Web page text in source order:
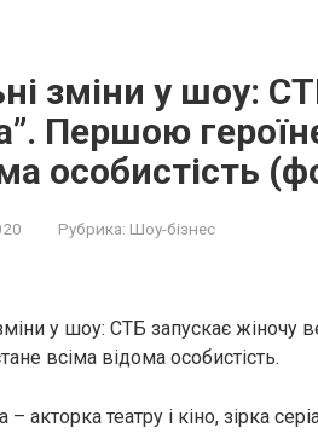
зміни у шоу:
Першою
особистість
Рубрика: Шоу-бізнес
у шоу: СТБ запускає жіночу
всіма відома особистість.
акторка театру і кіно, зірка